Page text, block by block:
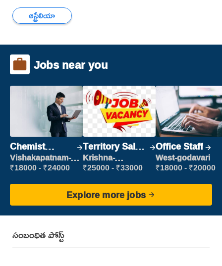
ఆస్ట్రేలియా
Jobs near you
Chemist
Production
Executive
Vishakapatnam-
new
₹18000 - ₹24000
Territory Sales
Manager
Krishna-
vijayawada
₹25000 - ₹33000
Office Staff
West-godavari
₹18000 - ₹20000
Explore more jobs
సంబంధిత పోస్ట్